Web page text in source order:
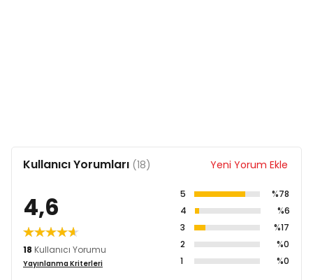
Kullanıcı Yorumları (18) Yeni Yorum Ekle
4,6
18 Kullanıcı Yorumu
Yayınlanma Kriterleri
5
%78
4
%6
3
%17
2
%0
1
%0